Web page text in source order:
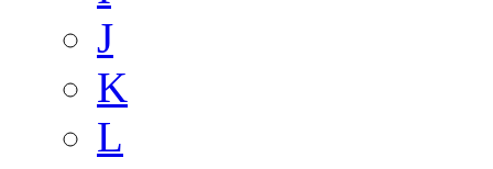
J
K
L